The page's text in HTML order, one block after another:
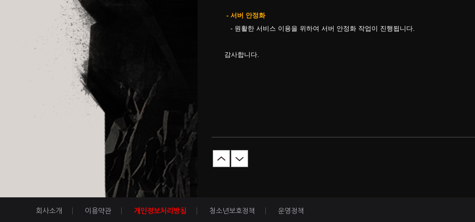
- 서버 안정화
- 원활한 서비스 이용을 위하여 서버 안정화 작업이 진행됩니다.
감사합니다.
회사소개 이용약관 개인정보처리방침 청소년보호정책 운영정책